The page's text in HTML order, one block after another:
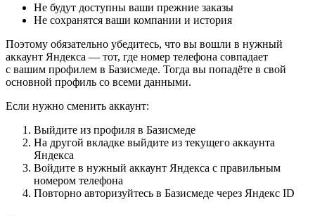
Не будут доступны ваши прежние заказы
Не сохранятся ваши компании и история
Поэтому обязательно убедитесь, что вы вошли в нужный
аккаунт Яндекса — тот, где номер телефона совпадает
с вашим профилем в Базисмеде. Тогда вы попадёте в свой
основной профиль со всеми данными.
Если нужно сменить аккаунт:
Выйдите из профиля в Базисмеде
На другой вкладке выйдите из текущего аккаунта
Яндекса
Войдите в нужный аккаунт Яндекса с правильным
номером телефона
Повторно авторизуйтесь в Базисмеде через Яндекс ID